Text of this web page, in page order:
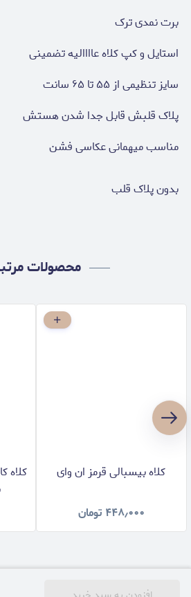
برت نمدی ترک
استایل و کپ کلاه عاااالیه تضمینی
سایز تنظیمی از ۵۵ تا ۶۵ سانت
پلاک قلبش قابل جدا شدن هستش
مناسب میهمانی عکاسی فشن
بدون پلاک قلب
محصولات
کلاه بیسبالی قرمز ان وای
۴۴۸٫۰۰۰ تومان